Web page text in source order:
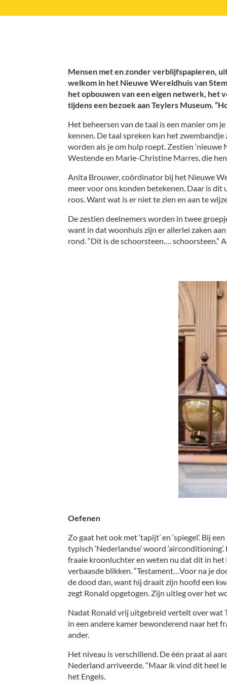
Mensen met en zonder verblijfspapieren,
welkom in het Nieuwe Wereldhuis van
het opbouwen van een eigen netwerk, het
tijdens een bezoek aan Teylers Museum.
Het beheersen van de taal is een manier om
kennen. De taal spreken kan het
worden als je om hulp roept. Zestien ‘nieuwe
Westende en Marie-Christine Marres, die
Anita Brouwer, coördinator bij het Nieuwe
meer voor ons konden betekenen. Daar is dit
roos. Want wat is er niet te zien en aan te
De zestien deelnemers worden in twee
want in dat woonhuis zijn er allerlei zaken
rond. “Dit is de schoorsteen…. schoorsteen.”
Oefenen
Zo gaat het ook met ‘tapijt’ en ‘spiegel’. Bij
typisch ‘Nederlandse’ woord
fraaie kroonluchter en weten nu dat dit in
verbaasde blikken. “Testament…Voor na je
de dood dan, want hij draait zijn hoofd een
zegt Ronald opgetogen. Zijn uitleg over het
Nadat Ronald vrij uitgebreid vertelt over wat
in een andere kamer bewonderend naar het
ander.
Het niveau is verschillend. De één praat al
Nederland arriveerde. “Maar ik vind dit heel
het Engels.